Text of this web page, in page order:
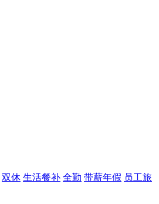
双休 生活餐补 全勤 带薪年假 员工旅